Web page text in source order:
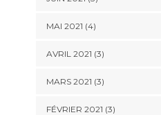
MAI 2021 (4)
AVRIL 2021 (3)
MARS 2021 (3)
FÉVRIER 2021 (3)